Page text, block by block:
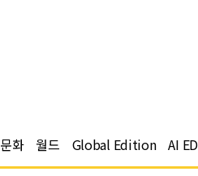
문화 월드 Global Edition AI